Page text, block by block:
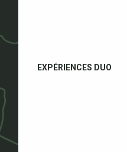
EXPÉRIENCES DUO